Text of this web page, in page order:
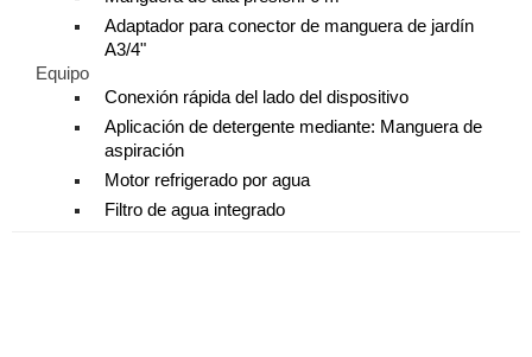
Adaptador para conector de manguera de jardín
A3/4"
Equipo
Conexión rápida del lado del dispositivo
Aplicación de detergente mediante: Manguera de
aspiración
Motor refrigerado por agua
Filtro de agua integrado